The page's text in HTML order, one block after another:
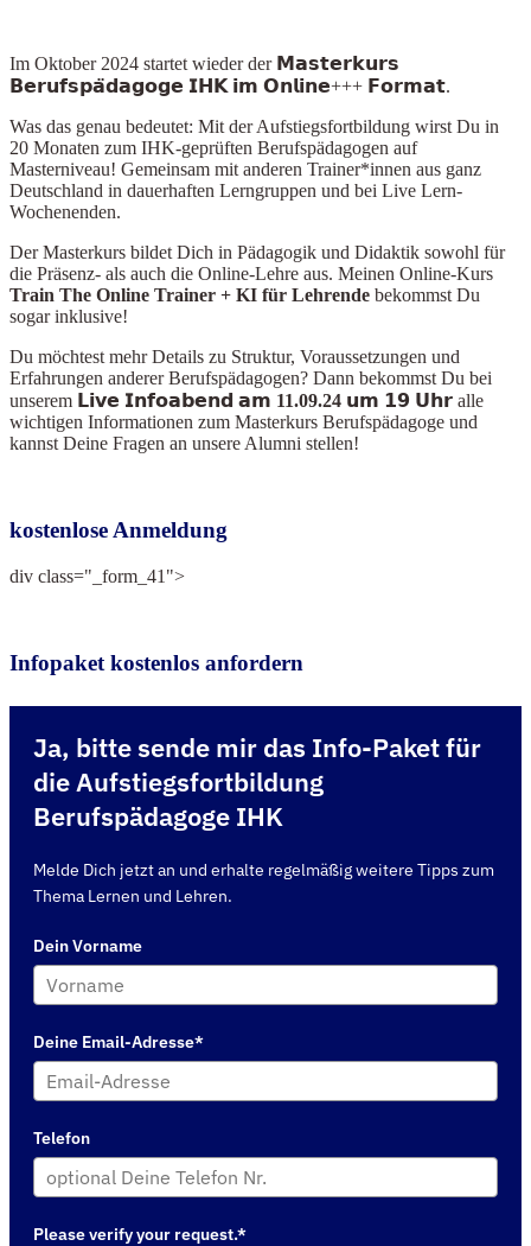
Im Oktober 2024 startet wieder der 𝗠𝗮𝘀𝘁𝗲𝗿𝗸𝘂𝗿𝘀
𝗕𝗲𝗿𝘂𝗳𝘀𝗽𝗮̈𝗱𝗮𝗴𝗼𝗴𝗲 𝗜𝗛𝗞 𝗶𝗺 𝗢𝗻𝗹𝗶𝗻𝗲+++ 𝗙𝗼𝗿𝗺𝗮𝘁.
Was das genau bedeutet: Mit der Aufstiegsfortbildung wirst Du in
20 Monaten zum IHK-geprüften Berufspädagogen auf
Masterniveau! Gemeinsam mit anderen Trainer*innen aus ganz
Deutschland in dauerhaften Lerngruppen und bei Live Lern-
Wochenenden.
Der Masterkurs bildet Dich in Pädagogik und Didaktik sowohl für
die Präsenz- als auch die Online-Lehre aus. Meinen Online-Kurs
Train The Online Trainer + KI für Lehrende bekommst Du
sogar inklusive!
Du möchtest mehr Details zu Struktur, Voraussetzungen und
Erfahrungen anderer Berufspädagogen? Dann bekommst Du bei
unserem 𝗟𝗶𝘃𝗲 𝗜𝗻𝗳𝗼𝗮𝗯𝗲𝗻𝗱 𝗮𝗺 11.09.24 𝘂𝗺 𝟭𝟵 𝗨𝗵𝗿 alle
wichtigen Informationen zum Masterkurs Berufspädagoge und
kannst Deine Fragen an unsere Alumni stellen!
kostenlose Anmeldung
div class="_form_41">
Infopaket kostenlos anfordern
Ja, bitte sende mir das Info-Paket für
die Aufstiegsfortbildung
Berufspädagoge IHK
Melde Dich jetzt an und erhalte regelmäßig weitere Tipps zum
Thema Lernen und Lehren.
Dein Vorname
Deine Email-Adresse*
Telefon
Please verify your request.*